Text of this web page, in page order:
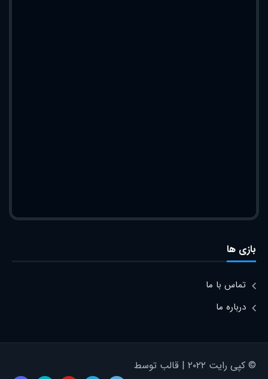
بازی ها
تماس با ما
درباره ما
© کپی رایت ۲۰۲۲ | قالب توسط